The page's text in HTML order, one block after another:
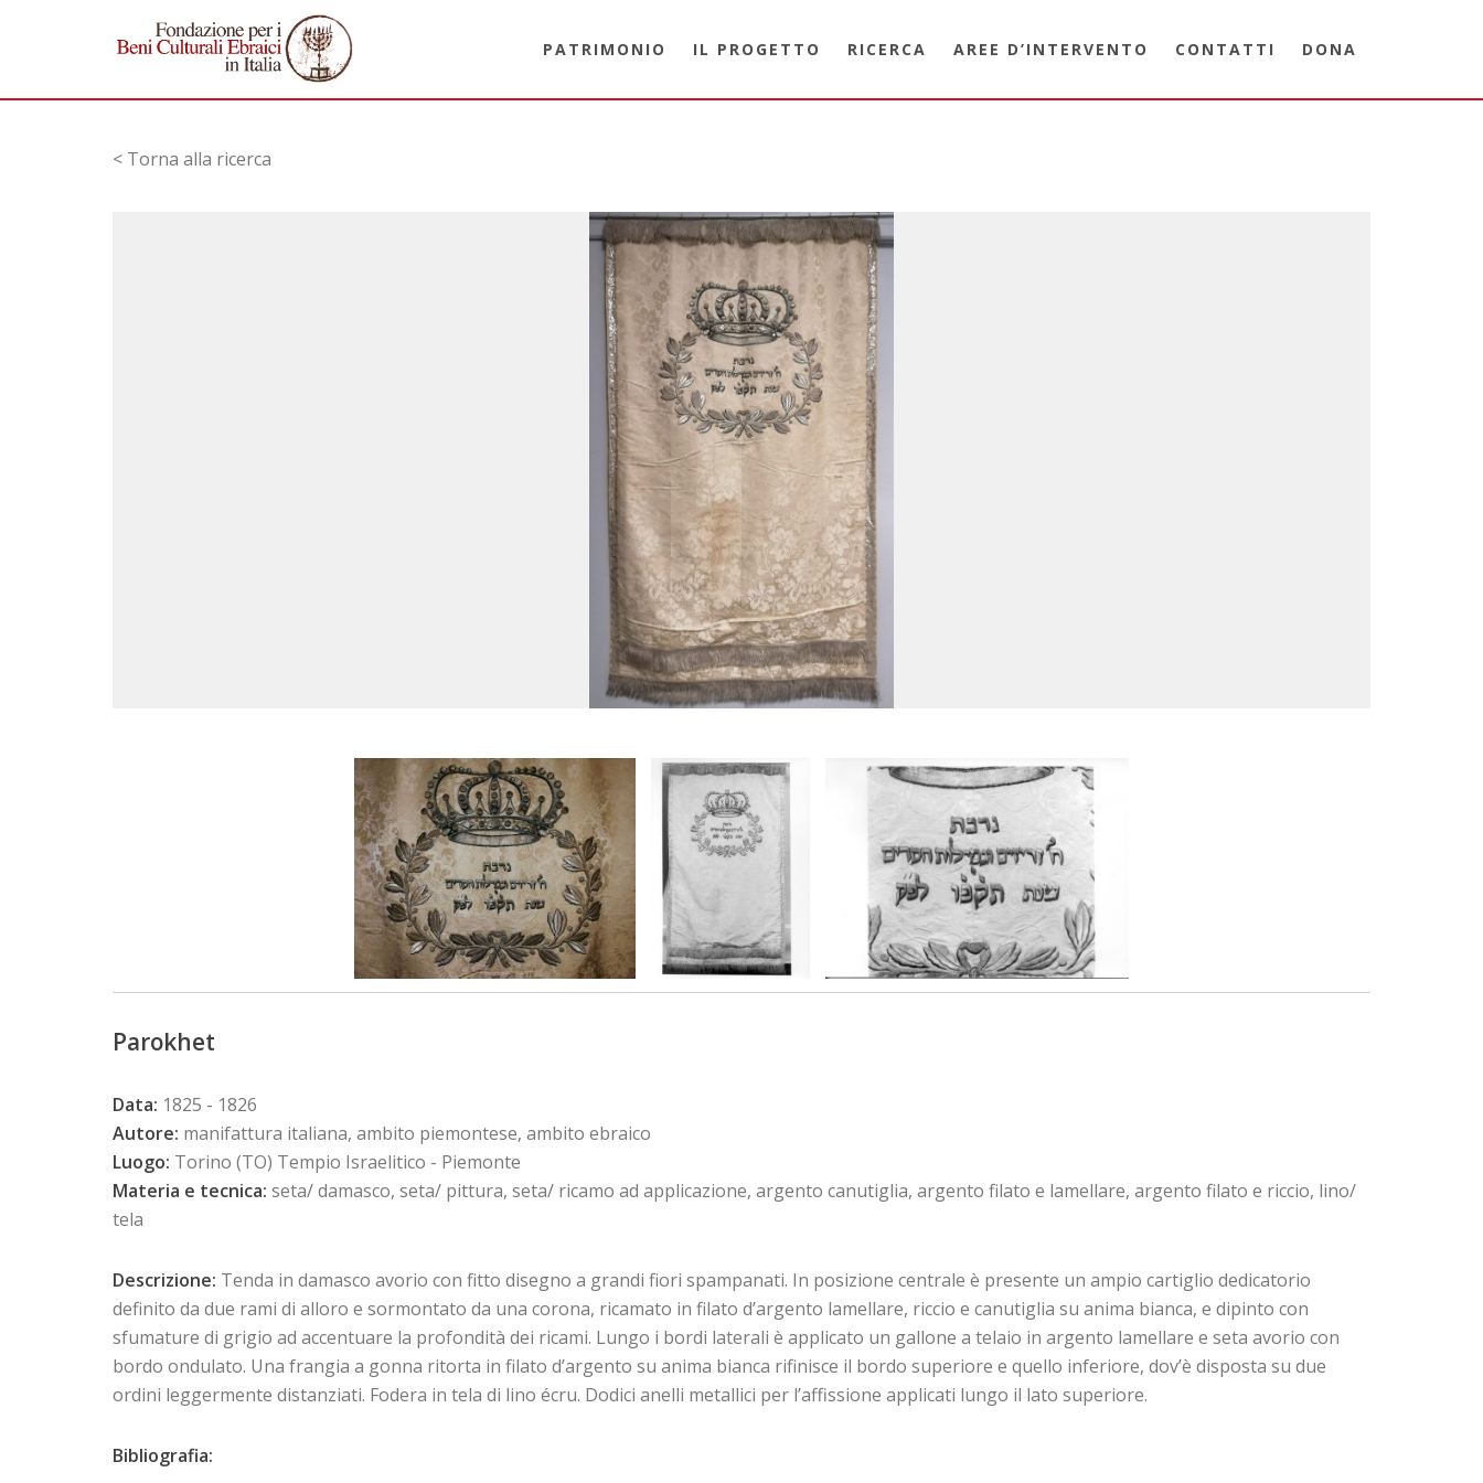
PATRIMONIO IL PROGETTO RICERCA AREE D’INTERVENTO CONTATTI DONA
< Torna alla ricerca
Parokhet
Data: 1825 - 1826
Autore: manifattura italiana, ambito piemontese, ambito ebraico
Luogo: Torino (TO) Tempio Israelitico - Piemonte
Materia e tecnica: seta/ damasco, seta/ pittura, seta/ ricamo ad applicazione, argento canutiglia, argento filato e lamellare, argento filato e riccio, lino/
tela
Descrizione: Tenda in damasco avorio con fitto disegno a grandi fiori spampanati. In posizione centrale è presente un ampio cartiglio dedicatorio
definito da due rami di alloro e sormontato da una corona, ricamato in filato d’argento lamellare, riccio e canutiglia su anima bianca, e dipinto con
sfumature di grigio ad accentuare la profondità dei ricami. Lungo i bordi laterali è applicato un gallone a telaio in argento lamellare e seta avorio con
bordo ondulato. Una frangia a gonna ritorta in filato d’argento su anima bianca rifinisce il bordo superiore e quello inferiore, dov’è disposta su due
ordini leggermente distanziati. Fodera in tela di lino écru. Dodici anelli metallici per l’affissione applicati lungo il lato superiore.
Bibliografia: